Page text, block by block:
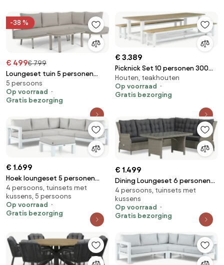
-38 %
€ 499€ 799
Loungeset tuin 5 personen
Zand/Beige Domani Furniture
Sylva
5 persoons
Op voorraad
Gratis bezorging
€ 3.389
Picknick Set 10 personen 300
cm Aluminium/teak Wit
Lifestyle Garden Furniture Los
Houten, teakhouten
Op voorraad
Gratis bezorging
€ 1.699
Hoek loungeset 5 personen
Aluminium Wit Lifestyle Garden
Furniture Luca
4 persoons, tuinsets met
kussens, 5 persoons
Op voorraad
Gratis bezorging
€ 1.499
Dining Loungeset 6 personen
Wicker Grijs Garden Collections
New Castle
4 persoons, tuinsets met
kussens
Op voorraad
Gratis bezorging